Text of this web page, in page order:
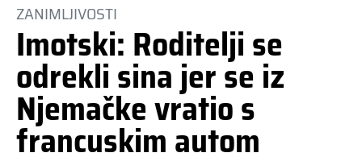
ZANIMLJIVOSTI
Imotski: Roditelji se
odrekli sina jer se iz
Njemačke vratio s
francuskim autom